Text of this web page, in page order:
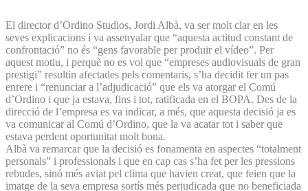
El director d’Ordino Studios, Jordi Albà, va ser molt clar en les
seves explicacions i va assenyalar que “aquesta actitud constant de
confrontació” no és “gens favorable per produir el vídeo”. Per
aquest motiu, i perquè no es vol que “empreses audiovisuals de gran
prestigi” resultin afectades pels comentaris, s’ha decidit fer un pas
enrere i “renunciar a l’adjudicació” que els va atorgar el Comú
d’Ordino i que ja estava, fins i tot, ratificada en el BOPA. Des de la
direcció de l’empresa es va indicar, a més, que aquesta decisió ja es
va comunicar al Comú d’Ordino, que la va acatar tot i saber que
estava perdent oportunitat molt bona.
Albà va remarcar que la decisió es fonamenta en aspectes “totalment
personals” i professionals i que en cap cas s’ha fet per les pressions
rebudes, sinó més aviat pel clima que havien creat, que feien que la
imatge de la seva empresa sortís més perjudicada que no beneficiada